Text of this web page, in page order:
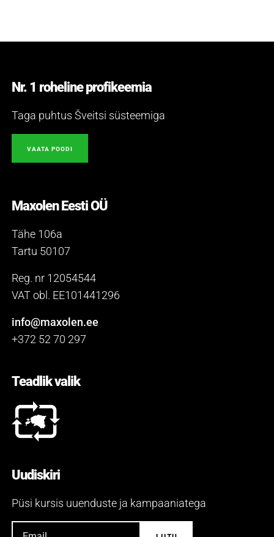
Nr. 1 roheline profikeemia
Taga puhtus Šveitsi süsteemiga
VAATA POODI
Maxolen Eesti OÜ
Tähe 106a
Tartu 50107
Reg. nr 12054544
VAT obl. EE101441296
info@maxolen.ee
+372 52 70 297
Teadlik valik
Uudiskiri
Püsi kursis uuenduste ja kampaaniatega